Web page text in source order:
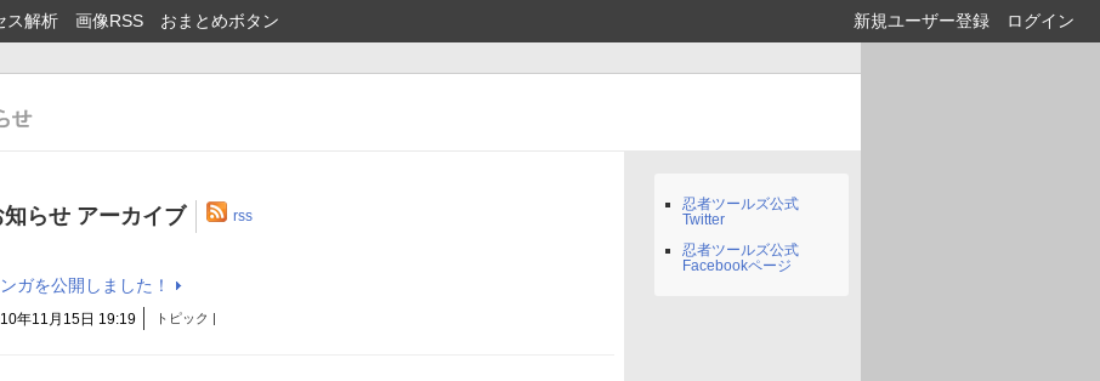
新規ユーザー登録 ログイン
ス解析 画像RSS おまとめボタン
知らせ アーカイブ rss
ガを公開しました！
年11月15日 19:19 トピック |
忍者ツールズ公式
Twitter
忍者ツールズ公式
Facebookページ